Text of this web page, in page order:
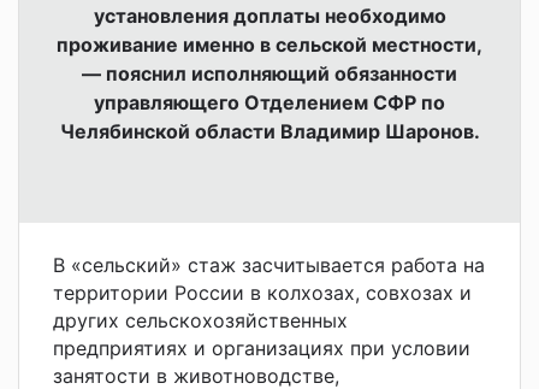
установления доплаты необходимо
проживание именно в сельской местности,
— пояснил исполняющий обязанности
управляющего Отделением СФР по
Челябинской области Владимир Шаронов.
В «сельский» стаж засчитывается работа на
территории России в колхозах, совхозах и
других сельскохозяйственных
предприятиях и организациях при условии
занятости в животноводстве,